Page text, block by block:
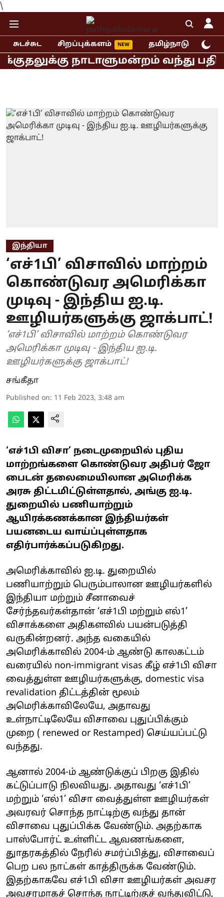
\
சுடச்சுட சிறப்புக்களம் தமிழ்நாடு
நாடாளுமன்றம் வந்து
இந்தியா
‘எச்1பி’ விசாவில் மாற்றம்
கொண்டுவர அமெரிக்கா
முடிவு - இந்திய ஐ.டி.
ஊழியர்களுக்கு ஜாக்பாட்!
‘எச்1பி’ விசாவில் மாற்றம் கொண்டுவர
அமெரிக்கா முடிவு - இந்திய ஐ.டி.
ஊழியர்களுக்கு ஜாக்பாட்!
சங்கீதா
Published on: 11 Feb 2023, 3:48 am
‘எச்1பி விசா’ நடைமுறையில் புதிய
மாற்றங்களை கொண்டுவர அதிபர் ஜோ
பைடன் தலைமையிலான அமெரிக்க
அரசு திட்டமிட்டுள்ளதால், அங்கு ஐ.டி.
துறையில் பணியாற்றும்
ஆயிரக்கணக்கான இந்தியர்கள்
பயனடைய வாய்ப்புள்ளதாக
எதிர்பார்க்கப்படுகிறது.
அமெரிக்காவில் ஐ.டி. துறையில்
பணியாற்றும் பெரும்பாலான ஊழியர்களில்
இந்தியா மற்றும் சீனாவைச்
சேர்ந்தவர்கள்தான் ‘எச்1பி மற்றும் எல்1’
விசாக்களை அதிகளவில் பயன்படுத்தி
வருகின்றனர். அந்த வகையில்
அமெரிக்காவில் 2004-ம் ஆண்டு காலகட்டம்
வரையில் non-immigrant visas கீழ் எச்1பி விசா
வைத்துள்ள ஊழியர்களுக்கு, domestic visa
revalidation திட்டத்தின் மூலம்
அமெரிக்காவிலேயே, அதாவது
உள்நாட்டிலேயே விசாவை புதுப்பிக்கும்
முறை ( renewed or Restamped) செய்யப்பட்டு
வந்தது.
ஆனால் 2004-ம் ஆண்டுக்குப் பிறகு இதில்
கட்டுப்பாடு நிலவியது. அதாவது ‘எச்1பி’
மற்றும் ‘எல்1’ விசா வைத்துள்ள ஊழியர்கள்
அவரவர் சொந்த நாட்டிற்கு வந்து தான்
விசாவை புதுப்பிக்க வேண்டும். அதற்காக
பாஸ்போர்ட் உள்ளிட்ட ஆவணங்களை,
துாதரகத்தில் நேரில் சமர்ப்பித்து, விசாவைப்
பெற பல நாட்கள் காத்திருக்க வேண்டும்.
இதற்காகவே எச்1பி விசா ஊழியர்கள் அவசர
அவசரமாகச் சொந்த நாட்டிற்குச் வந்துவிட்டு,